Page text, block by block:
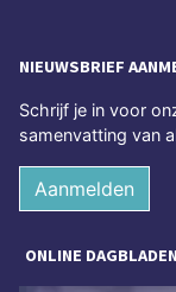
NIEUWSBRIEF
Schrijf je in voor
samenvatting van
Aanmelden
ONLINE DAGBLADEN